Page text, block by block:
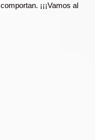
¡¡¡Vamos al